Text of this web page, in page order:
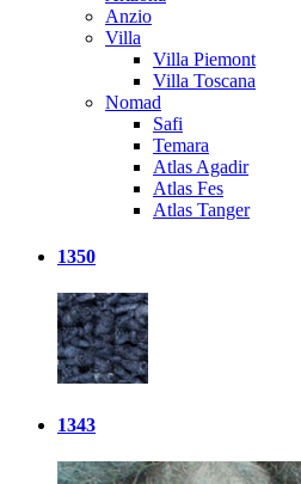
Anzio
Villa
Villa Piemont
Villa Toscana
Nomad
Safi
Temara
Atlas Agadir
Atlas Fes
Atlas Tanger
1350
1343